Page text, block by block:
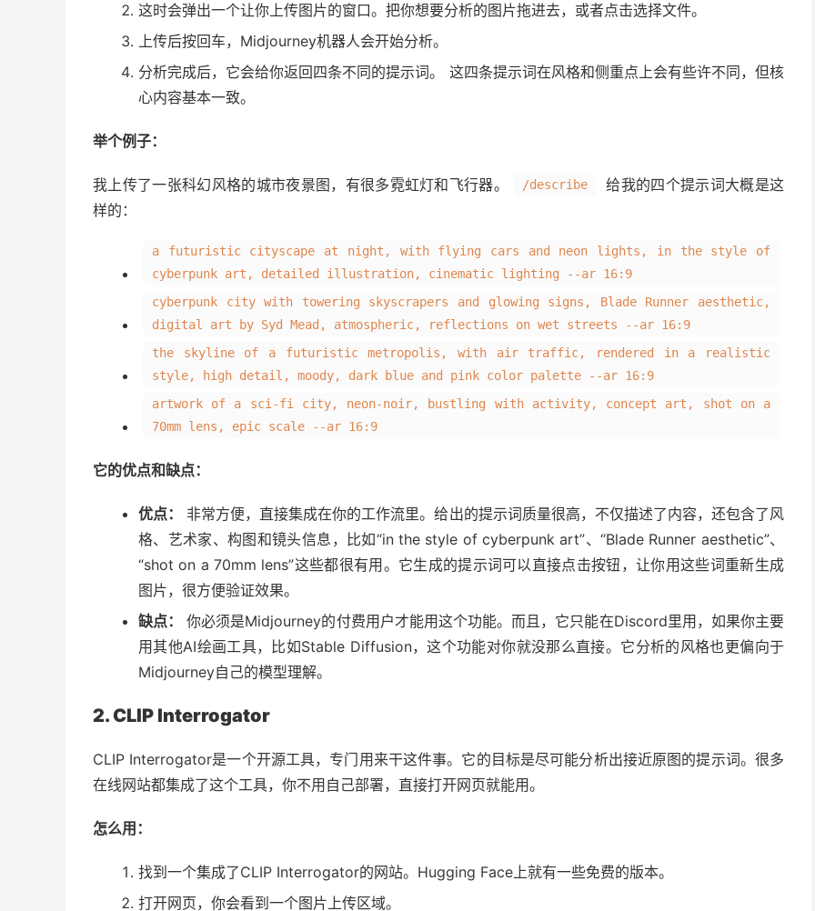
这时会弹出一个让你上传图片的窗口。把你想要分析的图片拖进去，或者点击选择文件。
上传后按回车，Midjourney机器人会开始分析。
分析完成后，它会给你返回四条不同的提示词。 这四条提示词在风格和侧重点上会有些许不同，但核
心内容基本一致。
举个例子：
我上传了一张科幻风格的城市夜景图，有很多霓虹灯和飞行器。 /describe
给我的四个提示词大概是这
样的：
a futuristic cityscape at night, with flying cars and neon lights, in the style of
cyberpunk art, detailed illustration, cinematic lighting --ar 16:9
cyberpunk city with towering skyscrapers and glowing signs, Blade Runner aesthetic,
digital art by Syd Mead, atmospheric, reflections on wet streets --ar 16:9
the skyline of a futuristic metropolis, with air traffic, rendered in a realistic
style, high detail, moody, dark blue and pink color palette --ar 16:9
artwork of a sci-fi city, neon-noir, bustling with activity, concept art, shot on a
70mm lens, epic scale --ar 16:9
它的优点和缺点：
优点：
非常方便，直接集成在你的工作流里。给出的提示词质量很高，不仅描述了内容，还包含了风
格、艺术家、构图和镜头信息，比如“in the style of cyberpunk art”、“Blade Runner aesthetic”、
“shot on a 70mm lens”这些都很有用。它生成的提示词可以直接点击按钮，让你用这些词重新生成
图片，很方便验证效果。
缺点：
你必须是Midjourney的付费用户才能用这个功能。而且，它只能在Discord里用，如果你主要
用其他AI绘画工具，比如Stable Diffusion，这个功能对你就没那么直接。它分析的风格也更偏向于
Midjourney自己的模型理解。
2. CLIP Interrogator
CLIP Interrogator是一个开源工具，专门用来干这件事。它的目标是尽可能分析出接近原图的提示词。很多
在线网站都集成了这个工具，你不用自己部署，直接打开网页就能用。
怎么用：
找到一个集成了CLIP Interrogator的网站。Hugging Face上就有一些免费的版本。
打开网页，你会看到一个图片上传区域。